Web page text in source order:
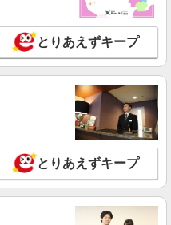
とりあえずキープ
とりあえずキープ